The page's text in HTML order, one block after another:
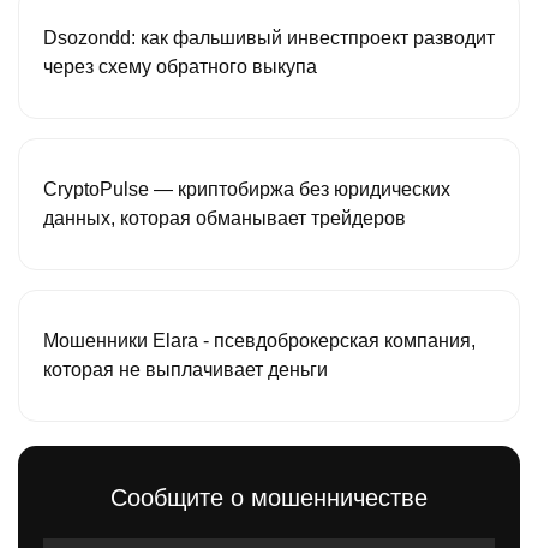
Dsozondd: как фальшивый инвестпроект разводит
через схему обратного выкупа
CryptoPulse — криптобиржа без юридических
данных, которая обманывает трейдеров
Мошенники Elara - псевдоброкерская компания,
которая не выплачивает деньги
Сообщите о мошенничестве